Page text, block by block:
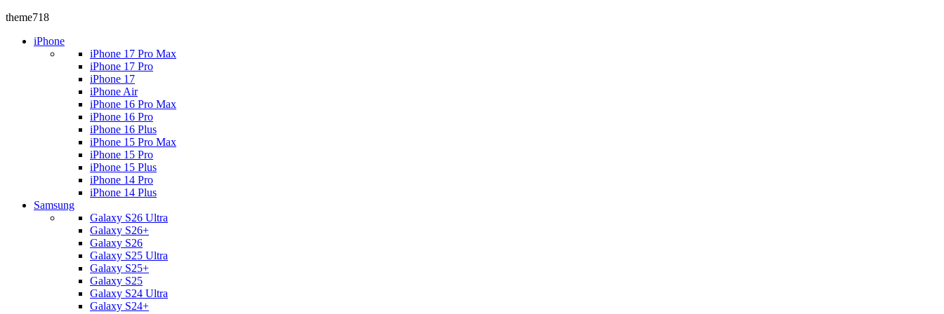
theme718
iPhone
iPhone 17 Pro Max
iPhone 17 Pro
iPhone 17
iPhone Air
iPhone 16 Pro Max
iPhone 16 Pro
iPhone 16 Plus
iPhone 15 Pro Max
iPhone 15 Pro
iPhone 15 Plus
iPhone 14 Pro
iPhone 14 Plus
Samsung
Galaxy S26 Ultra
Galaxy S26+
Galaxy S26
Galaxy S25 Ultra
Galaxy S25+
Galaxy S25
Galaxy S24 Ultra
Galaxy S24+